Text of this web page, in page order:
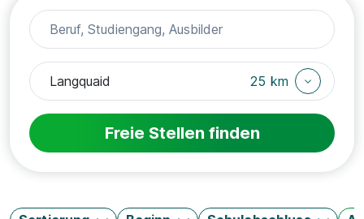
25 km
Freie Stellen finden